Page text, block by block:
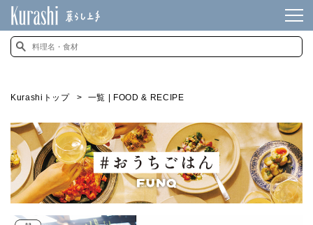
Kurashiトップ 一覧 | FOOD & RECIPE